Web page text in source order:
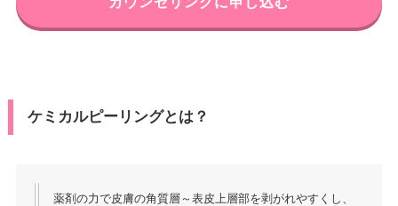
ケミカルピーリングとは？
薬剤の力で皮膚の角質層～表皮上層部を剥がれやすくし、